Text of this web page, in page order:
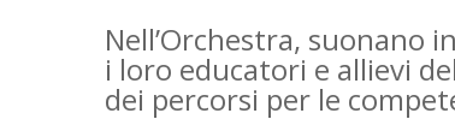
Nell’Orchestra, suonano
i loro educatori e allievi del
dei percorsi per le